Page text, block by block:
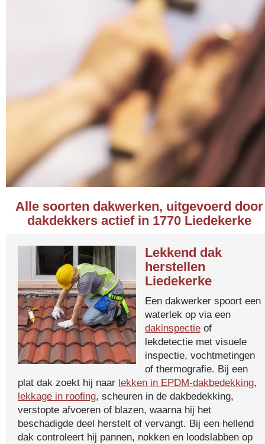
Alle soorten dakwerken, uitgevoerd door
dakdekkers actief in 1770 Liedekerke
Lekkend dak
herstellen
Liedekerke
Een dakwerker spoort een
waterlek op via een
dakinspectie of
lekdetectie met visuele
inspectie, vochtmetingen
of thermografie. Bij een
plat dak zoekt hij naar lekken in EPDM-dakbedekking,
lekkage in roofing, scheuren in de dakbedekking,
verstopte afvoeren of blazen, waarna hij het
beschadigde deel herstelt of vervangt. Bij een hellend
dak controleert hij pannen, nokken en loodslabben op